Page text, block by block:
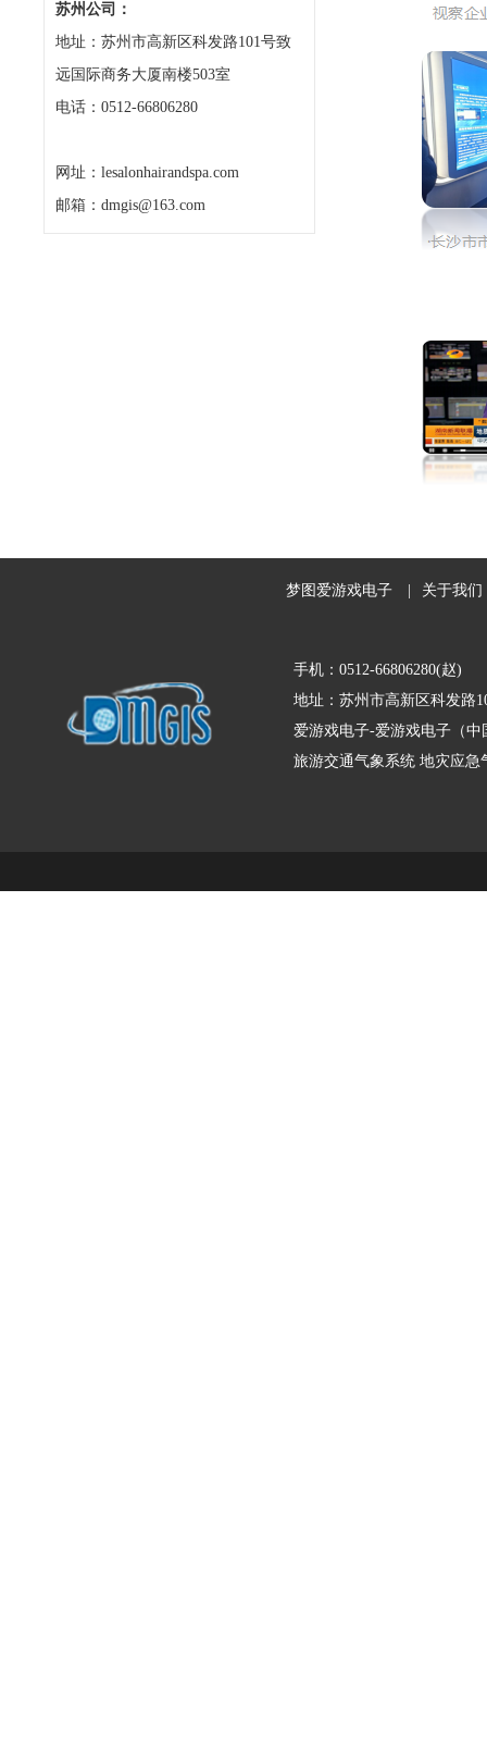
苏州公司：
地址：苏州市高新区科发路101号致
远国际商务大厦南楼503室
电话：0512-66806280
网址：lesalonhairandspa.com
邮箱：dmgis@163.com
梦图爱游戏电子 关于我们
手机：0512-66806280(赵)
地址：苏州市高新区科发路
爱游戏电子-爱游戏电子（
旅游交通气象系统 地灾应急